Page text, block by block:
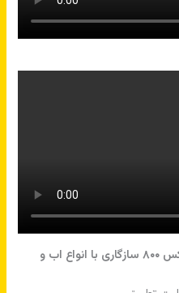
یکی از قابلیت های نقطه زن اکویناکس ۸۰۰ سازگاری با انواع اب و